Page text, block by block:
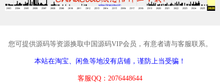
您可提供源码等资源换取中国源码VIP会员，有意者请与客服联系。
本站在淘宝、闲鱼等地没有店铺，谨防上当受骗！
客服QQ：2076448644